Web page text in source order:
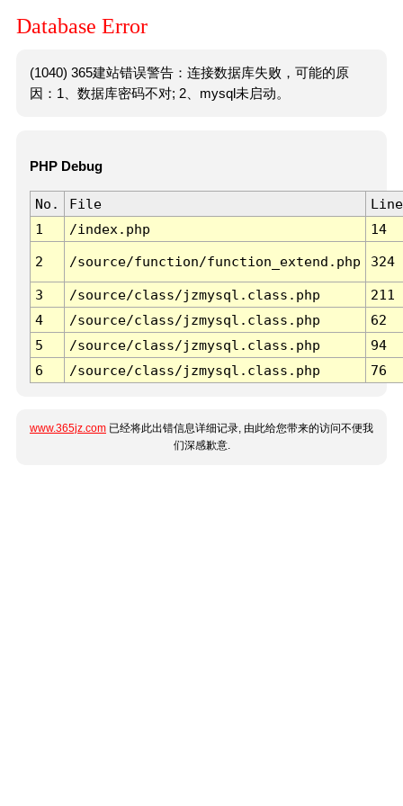
Database Error
(1040) 365建站错误警告：连接数据库失败，可能的原
因：1、数据库密码不对; 2、mysql未启动。
PHP Debug
No. File
Line
1
/index.php 14
2 /source/function/function_extend.php 324
3 /source/class/jzmysql.class.php
211
4
/source/class/jzmysql.class.php
62
5
/source/class/jzmysql.class.php
94
6
/source/class/jzmysql.class.php 76
www.365jz.com 已经将此出错信息详细记录, 由此给您带来的访问不便我
们深感歉意.